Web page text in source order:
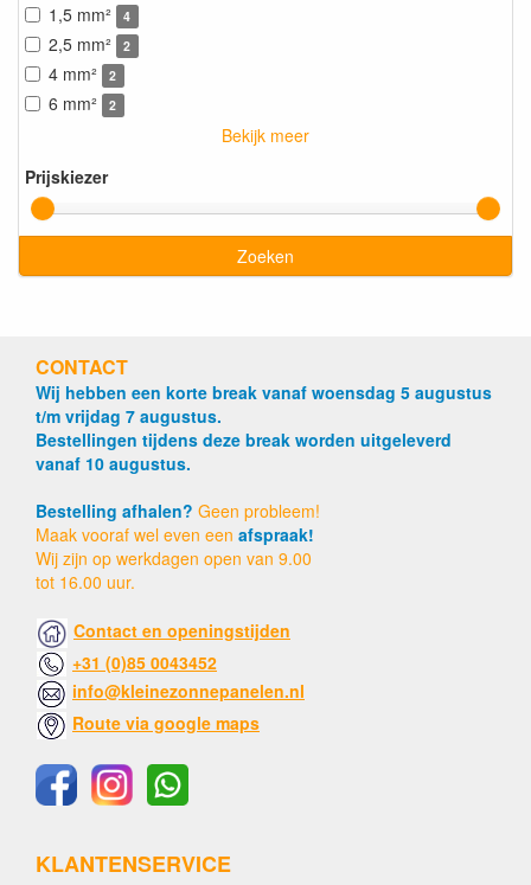
1,5 mm² 4
2,5 mm² 2
4 mm² 2
6 mm² 2
Bekijk meer
Prijskiezer
Zoeken
CONTACT
Wij hebben een korte break vanaf woensdag 5 augustus
t/m vrijdag 7 augustus.
Bestellingen tijdens deze break worden uitgeleverd
vanaf 10 augustus.
Bestelling afhalen? Geen probleem!
Maak vooraf wel even een afspraak!
Wij zijn op werkdagen open van 9.00
tot 16.00 uur.
Contact en openingstijden
+31 (0)85 0043452
info@kleinezonnepanelen.nl
Route via google maps
KLANTENSERVICE